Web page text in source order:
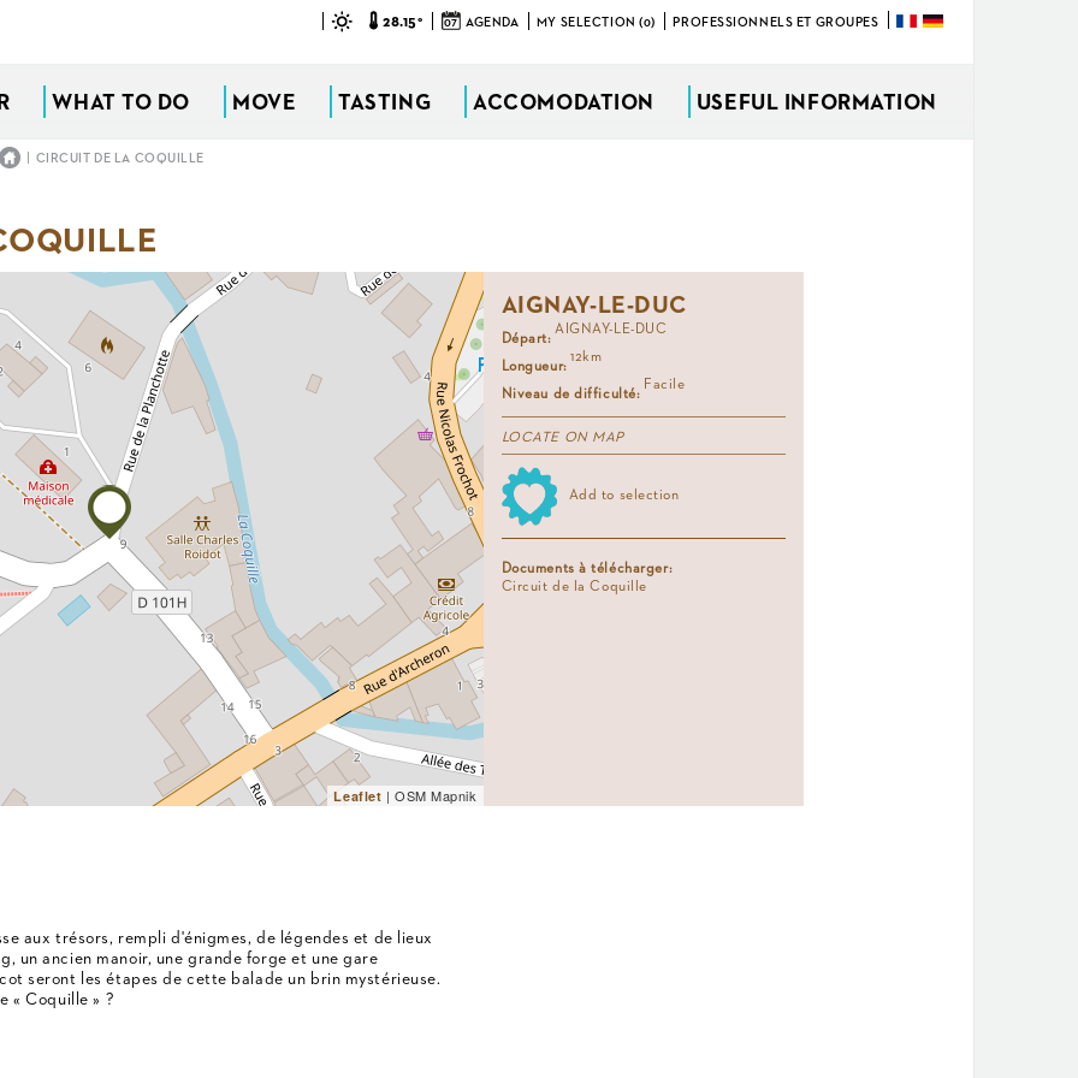
28.15° 07 AGENDA MY SELECTION (0) PROFESSIONNELS ET GROUPES
WHAT TO DO MOVE TASTING ACCOMODATION USEFUL INFORMATION
| CIRCUIT DE LA COQUILLE
AIGNAY-LE-DUC
Départ:
AIGNAY-LE-DUC
Longueur:
12km
Niveau de difficulté:
Facile
LOCATE ON MAP
Add to selection
Documents à télécharger:
Circuit de la Coquille
Leaflet | OSM Mapnik
aux trésors, rempli d'énigmes, de légendes et de lieux
un ancien manoir, une grande forge et une gare
seront les étapes de cette balade un brin mystérieuse.
« Coquille » ?